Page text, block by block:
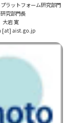
ラットフォーム研究部門
究部門長
大岩 寛
[at] aist.go.jp